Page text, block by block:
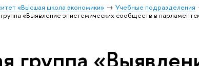
«Высшая школа экономики» Учебные подразделения
«Выявление эпистемических сообществ в
группа